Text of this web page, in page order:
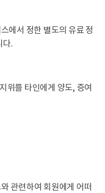
에서 정한 별도의 유료 정
다.
위를 타인에게 양도, 증여
관련하여 회원에게 어떠